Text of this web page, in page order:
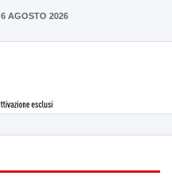
6 AGOSTO 2026